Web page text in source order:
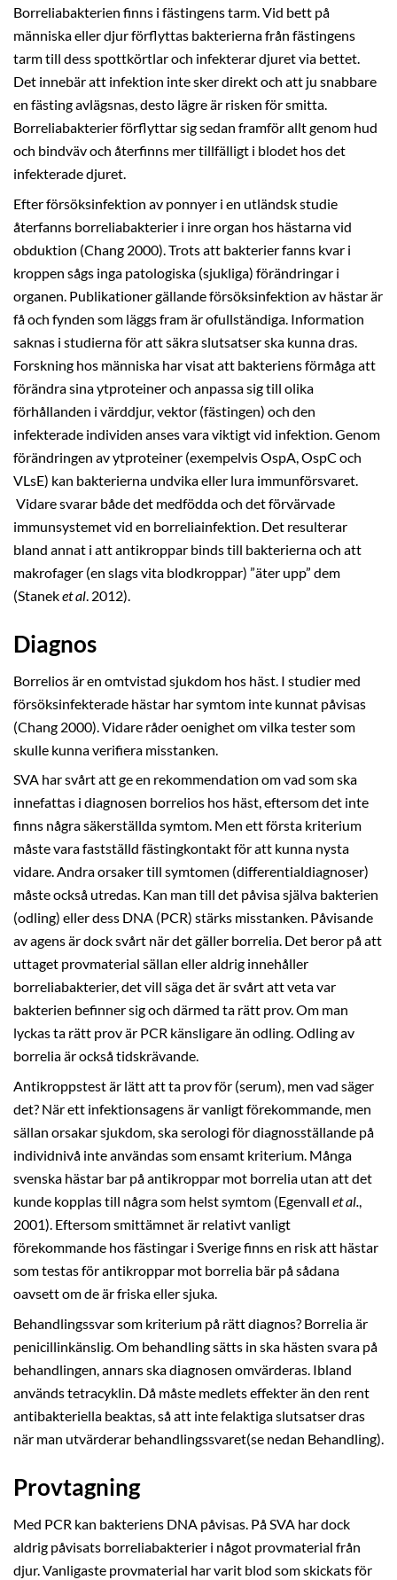
Borreliabakterien finns i fästingens tarm. Vid bett på
människa eller djur förflyttas bakterierna från fästingens
tarm till dess spottkörtlar och infekterar djuret via bettet.
Det innebär att infektion inte sker direkt och att ju snabbare
en fästing avlägsnas, desto lägre är risken för smitta.
Borreliabakterier förflyttar sig sedan framför allt genom hud
och bindväv och återfinns mer tillfälligt i blodet hos det
infekterade djuret.
Efter försöksinfektion av ponnyer i en utländsk studie
återfanns borreliabakterier i inre organ hos hästarna vid
obduktion (Chang 2000). Trots att bakterier fanns kvar i
kroppen sågs inga patologiska (sjukliga) förändringar i
organen. Publikationer gällande försöksinfektion av hästar är
få och fynden som läggs fram är ofullständiga. Information
saknas i studierna för att säkra slutsatser ska kunna dras.
Forskning hos människa har visat att bakteriens förmåga att
förändra sina ytproteiner och anpassa sig till olika
förhållanden i värddjur, vektor (fästingen) och den
infekterade individen anses vara viktigt vid infektion. Genom
förändringen av ytproteiner (exempelvis OspA, OspC och
VLsE) kan bakterierna undvika eller lura immunförsvaret.
Vidare svarar både det medfödda och det förvärvade
immunsystemet vid en borreliainfektion. Det resulterar
bland annat i att antikroppar binds till bakterierna och att
makrofager (en slags vita blodkroppar) ”äter upp” dem
(Staneket al. 2012).
Diagnos
Borrelios är en omtvistad sjukdom hos häst. I studier med
försöksinfekterade hästar har symtom inte kunnat påvisas
(Chang 2000). Vidare råder oenighet om vilka tester som
skulle kunna verifiera misstanken.
SVA har svårt att ge en rekommendation om vad som ska
innefattas i diagnosen borrelios hos häst, eftersom det inte
finns några säkerställda symtom. Men ett första kriterium
måste vara fastställd fästingkontakt för att kunna nysta
vidare. Andra orsaker till symtomen (differentialdiagnoser)
måste också utredas. Kan man till det påvisa själva bakterien
(odling) eller dess DNA (PCR) stärks misstanken. Påvisande
av agens är dock svårt när det gäller borrelia. Det beror på att
uttaget provmaterial sällan eller aldrig innehåller
borreliabakterier, det vill säga det är svårt att veta var
bakterien befinner sig och därmed ta rätt prov. Om man
lyckas ta rätt prov är PCR känsligare än odling. Odling av
borrelia är också tidskrävande.
Antikroppstest är lätt att ta prov för (serum), men vad säger
det? När ett infektionsagens är vanligt förekommande, men
sällan orsakar sjukdom, ska serologi för diagnosställande på
individnivå inte användas som ensamt kriterium. Många
svenska hästar bar på antikroppar mot borrelia utan att det
kunde kopplas till några som helst symtom (Egenvall et al.,
2001). Eftersom smittämnet är relativt vanligt
förekommande hos fästingar i Sverige finns en risk att hästar
som testas för antikroppar mot borrelia bär på sådana
oavsett om de är friska eller sjuka.
Behandlingssvar som kriterium på rätt diagnos? Borrelia är
penicillinkänslig. Om behandling sätts in ska hästen svara på
behandlingen, annars ska diagnosen omvärderas. Ibland
används tetracyklin. Då måste medlets effekter än den rent
antibakteriella beaktas, så att inte felaktiga slutsatser dras
när man utvärderar behandlingssvaret(se nedan Behandling).
Provtagning
Med PCR kan bakteriens DNA påvisas. På SVA har dock
aldrig påvisats borreliabakterier i något provmaterial från
djur. Vanligaste provmaterial har varit blod som skickats för